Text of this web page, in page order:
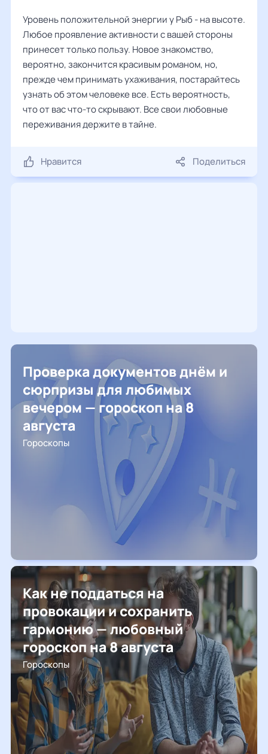
Уровень положительной энергии у Рыб - на высоте.
Любое проявление активности с вашей стороны
принесет только пользу. Новое знакомство,
вероятно, закончится красивым романом, но,
прежде чем принимать ухаживания, постарайтесь
узнать об этом человеке все. Есть вероятность,
что от вас что-то скрывают. Все свои любовные
переживания держите в тайне.
Нравится Поделиться
Проверка документов днём и
сюрпризы для любимых
вечером — гороскоп на 8
августа
Гороскопы
Как не поддаться на
провокации и сохранить
гармонию — любовный
гороскоп на 8 августа
Гороскопы